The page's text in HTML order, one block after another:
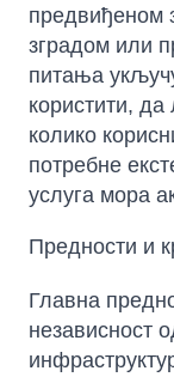
предвиђеном
зградом или
питања
користити,
колико
потребне
услуга мора
Предности и
Главна
независност